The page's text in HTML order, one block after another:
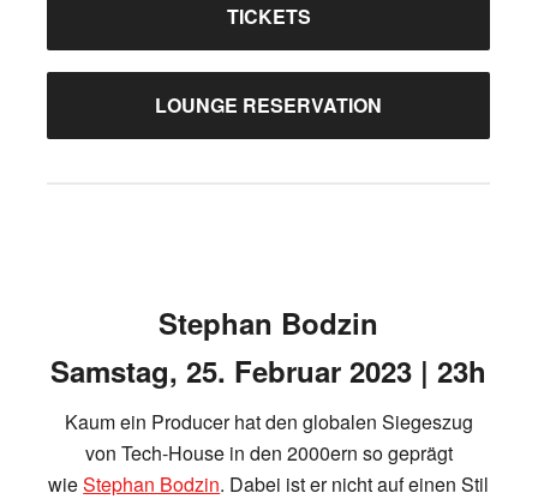
TICKETS
LOUNGE RESERVATION
Stephan Bodzin
Samstag, 25. Februar 2023 | 23h
Kaum ein Producer hat den globalen Siegeszug
von Tech-House in den 2000ern so geprägt
wieStephan Bodzin. Dabei ist er nicht auf einen Stil